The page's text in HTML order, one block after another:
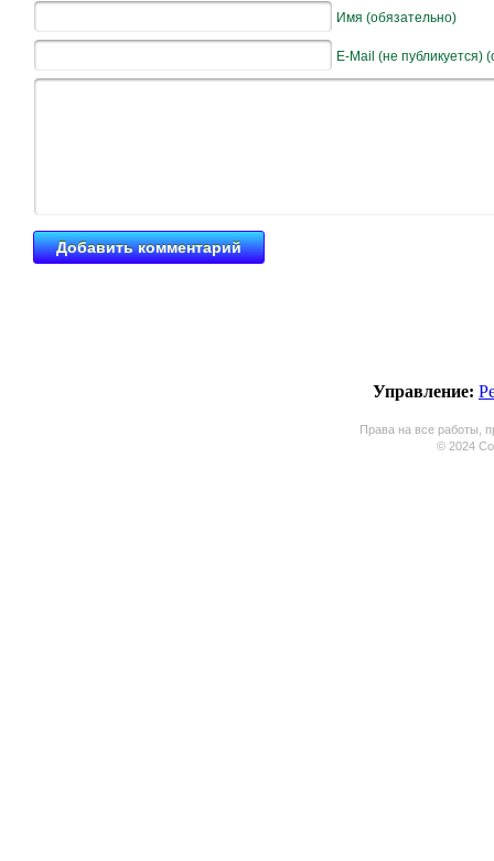
Имя (обязательно)
E-Mail (не публикуется)
Управление:
Права на все работы,
© 2024